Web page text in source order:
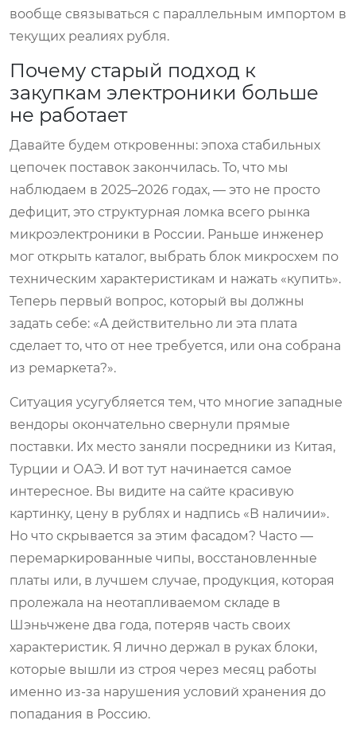
вообще связываться с параллельным импортом в
текущих реалиях рубля.
Почему старый подход к
закупкам электроники больше
не работает
Давайте будем откровенны: эпоха стабильных
цепочек поставок закончилась. То, что мы
наблюдаем в 2025–2026 годах, — это не просто
дефицит, это структурная ломка всего рынка
микроэлектроники в России. Раньше инженер
мог открыть каталог, выбрать блок микросхем по
техническим характеристикам и нажать «купить».
Теперь первый вопрос, который вы должны
задать себе: «А действительно ли эта плата
сделает то, что от нее требуется, или она собрана
из ремаркета?».
Ситуация усугубляется тем, что многие западные
вендоры окончательно свернули прямые
поставки. Их место заняли посредники из Китая,
Турции и ОАЭ. И вот тут начинается самое
интересное. Вы видите на сайте красивую
картинку, цену в рублях и надпись «В наличии».
Но что скрывается за этим фасадом? Часто —
перемаркированные чипы, восстановленные
платы или, в лучшем случае, продукция, которая
пролежала на неотапливаемом складе в
Шэньчжене два года, потеряв часть своих
характеристик. Я лично держал в руках блоки,
которые вышли из строя через месяц работы
именно из-за нарушения условий хранения до
попадания в Россию.